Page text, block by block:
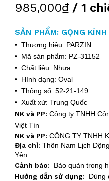
985,000₫ / 1
SẢN PHẨM: GỌNG KÍNH
• Thương hiệu: PARZIN
• Mã sản phẩm: PZ-31152
• Chất liệu: Nhựa
• Hình dạng: Oval
• Thông số: 52-21-149
• Xuất xứ: Trung Quốc
NK và PP: Công ty TNHH
Việt Tín
NK và PP: CÔNG TY TNHH
Địa chỉ: Thôn Nam Lịch
Yên
Cảnh báo: Bảo quản trong
Hướng dẫn sử dụng: Dùng